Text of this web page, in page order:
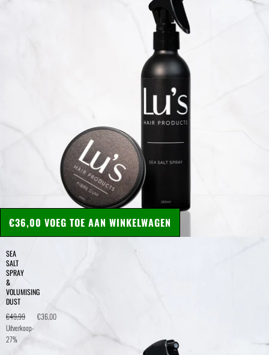
SEA
SALT
SPRAY
&
VOLUMISING
DUST
€49,99
€36,00
Uitverkoop-
27%
€36,00 VOEG TOE AAN WINKELWAGEN